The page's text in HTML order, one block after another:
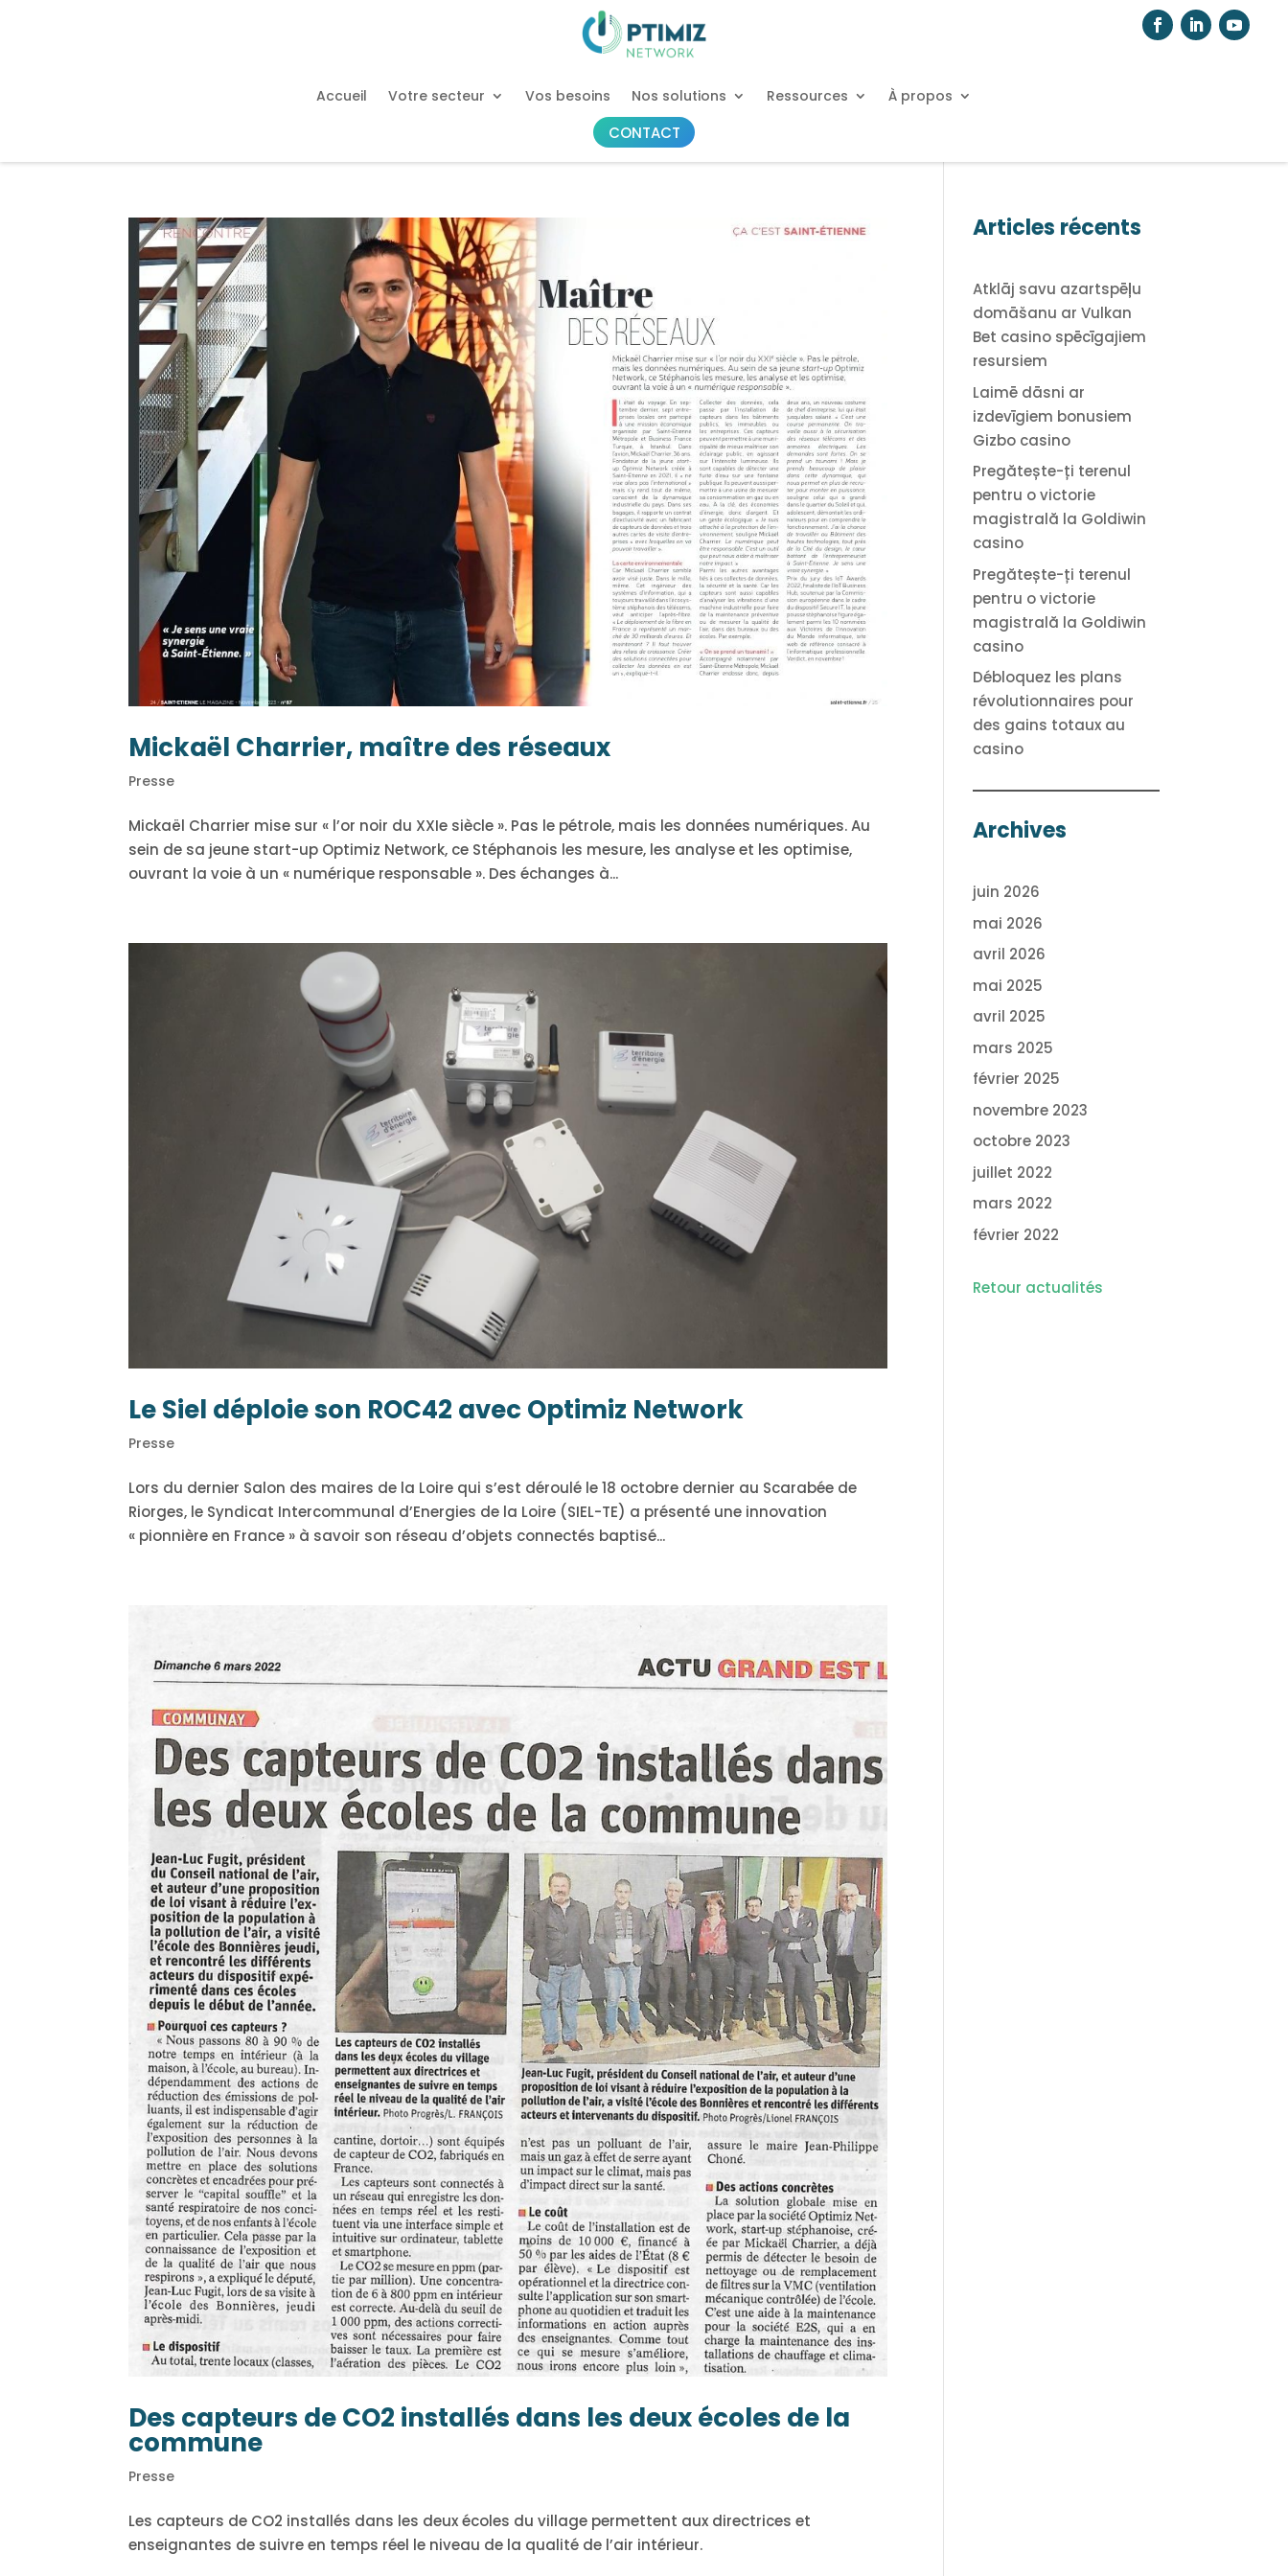
Accueil Votre secteur Vos besoins Nos solutions Ressources À propos
CONTACT
Mickaël Charrier, maître des réseaux
Presse
Mickaël Charrier mise sur « l’or noir du XXIe siècle ». Pas le pétrole, mais les données numériques. Au
sein de sa jeune start-up Optimiz Network, ce Stéphanois les mesure, les analyse et les optimise,
ouvrant la voie à un « numérique responsable ». Des échanges à...
Le Siel déploie son ROC42 avec Optimiz Network
Presse
Lors du dernier Salon des maires de la Loire qui s’est déroulé le 18 octobre dernier au Scarabée de
Riorges, le Syndicat Intercommunal d’Energies de la Loire (SIEL-TE) a présenté une innovation
« pionnière en France » à savoir son réseau d’objets connectés baptisé...
Des capteurs de CO2 installés dans les deux écoles de la
commune
Presse
Les capteurs de CO2 installés dans les deux écoles du village permettent aux directrices et
enseignantes de suivre en temps réel le niveau de la qualité de l’air intérieur.
Articles récents
Atklāj savu azartspēļu
domāšanu ar Vulkan
Bet casino spēcīgajiem
resursiem
Laimē dāsni ar
izdevīgiem bonusiem
Gizbo casino
Pregătește-ți terenul
pentru o victorie
magistrală la Goldiwin
casino
Pregătește-ți terenul
pentru o victorie
magistrală la Goldiwin
casino
Débloquez les plans
révolutionnaires pour
des gains totaux au
casino
Archives
juin 2026
mai 2026
avril 2026
mai 2025
avril 2025
mars 2025
février 2025
novembre 2023
octobre 2023
juillet 2022
mars 2022
février 2022
Retour actualités